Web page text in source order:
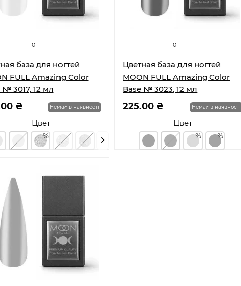
0
база для ногтей
FULL Amazing Color
№ 3017, 12 мл
Цвет
₴ Немає в наявності
0
Цветная база для ногтей
MOON FULL Amazing Color
Base № 3023, 12 мл
Цвет
225.00 ₴ Немає в наявності